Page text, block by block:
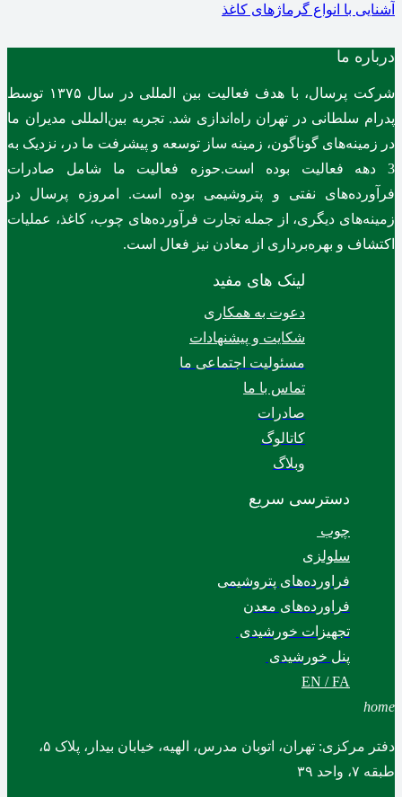
آشنایی با انواع گرماژهای کاغذ
درباره ما
شرکت پرسال، با هدف فعالیت بین المللی در سال ۱۳۷۵ توسط
پدرام سلطانی در تهران راه‌اندازی شد. تجربه بین‌المللی مدیران ما
در زمینه‌های گوناگون، زمینه ساز توسعه و پیشرفت ما در، نزدیک به
3 دهه فعالیت بوده است.حوزه فعالیت ما شامل صادرات
فرآورده‌های نفتی و پتروشیمی بوده است. امروزه پرسال در
زمینه‌های دیگری، از جمله تجارت فرآورده‌های چوب، کاغذ، عملیات
اکتشاف و بهره‌برداری از معادن نیز فعال است.
لینک های مفید
دعوت به همکاری
شکایت و پیشنهادات
مسئولیت اجتماعی ما
تماس با ما
صادرات
کاتالوگ
وبلاگ
دسترسی سریع
چوب
سلولزی
فراورده‌های پتروشیمی
فراورده‌های معدن
تجهیزات خورشیدی
پنل خورشیدی
EN / FA
home
دفتر مرکزی: تهران، اتوبان مدرس، الهیه، خیابان بیدار، پلاک ۵،
طبقه ۷، واحد ۳۹